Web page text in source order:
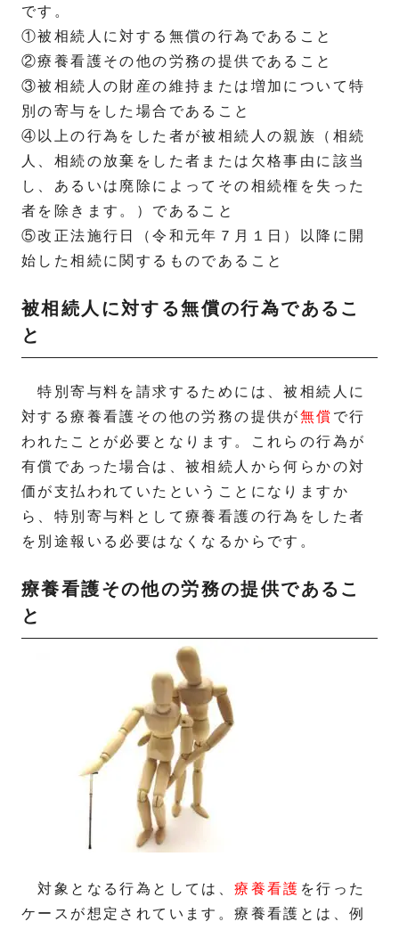
です。
①被相続人に対する無償の行為であること
②療養看護その他の労務の提供であること
③被相続人の財産の維持または増加について特
別の寄与をした場合であること
④以上の行為をした者が被相続人の親族（相続
人、相続の放棄をした者または欠格事由に該当
し、あるいは廃除によってその相続権を失った
者を除きます。）であること
⑤改正法施行日（令和元年７月１日）以降に開
始した相続に関するものであること
被相続人に対する無償の行為であるこ
と
特別寄与料を請求するためには、被相続人に
対する療養看護その他の労務の提供が無償 で行
われたことが必要となります。これらの行為が
有償であった場合は、被相続人から何らかの対
価が支払われていたということになりますか
ら、特別寄与料として療養看護の行為をした者
を別途報いる必要はなくなるからです。
療養看護その他の労務の提供であるこ
と
対象となる行為としては、療養看護 を行った
ケースが想定されています。療養看護とは、例